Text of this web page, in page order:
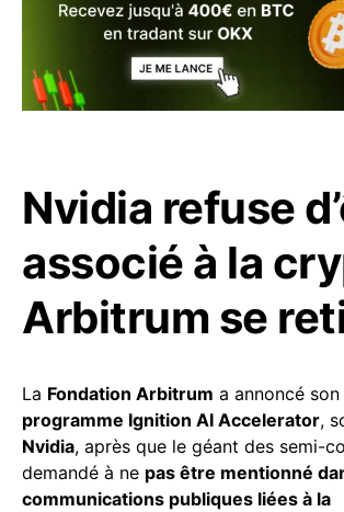
Nvidia refuse
associé à la
Arbitrum se
La Fondation Arbitrum a annoncé son
programme Ignition AI Accelerator,
Nvidia, après que le géant des semi-
demandé à ne pas être mentionné
communications publiques liées à la